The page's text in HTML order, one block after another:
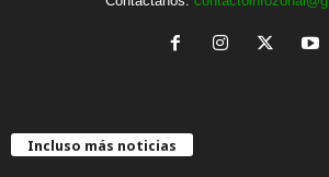
Incluso más noticias